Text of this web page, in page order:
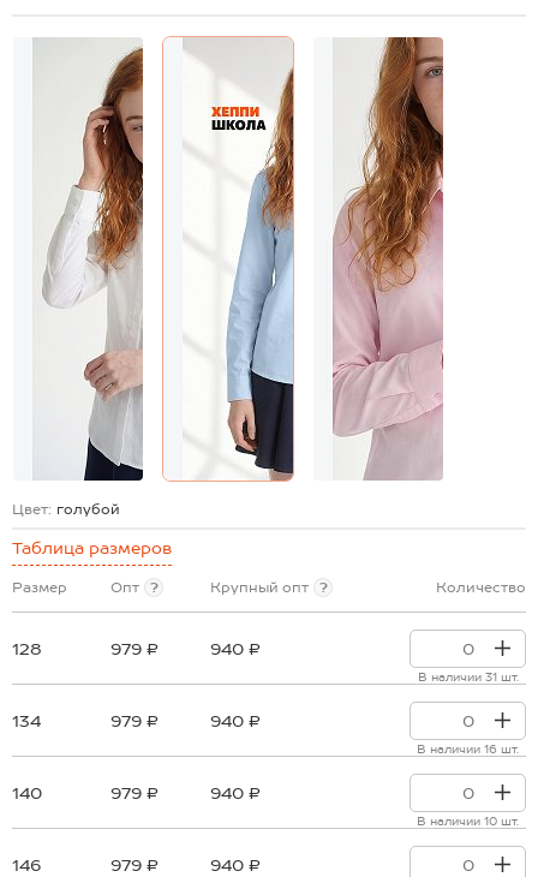
Цвет: голубой
Таблица размеров
Размер Опт ? Крупный опт ? Количество
128 979 ₽ 940 ₽
В наличии 31 шт.
134 979 ₽ 940 ₽
В наличии 16 шт.
140 979 ₽ 940 ₽
В наличии 10 шт.
146 979 ₽ 940 ₽